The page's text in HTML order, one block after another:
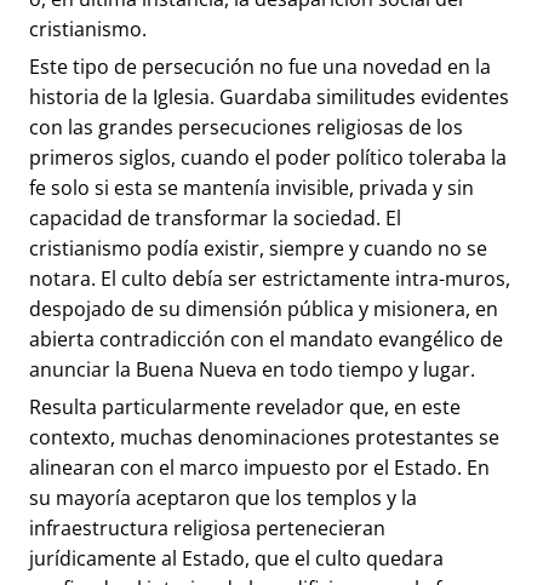
cristianismo.
Este tipo de persecución no fue una novedad en la
historia de la Iglesia. Guardaba similitudes evidentes
con las grandes persecuciones religiosas de los
primeros siglos, cuando el poder político toleraba la
fe solo si esta se mantenía invisible, privada y sin
capacidad de transformar la sociedad. El
cristianismo podía existir, siempre y cuando no se
notara. El culto debía ser estrictamente intra-muros,
despojado de su dimensión pública y misionera, en
abierta contradicción con el mandato evangélico de
anunciar la Buena Nueva en todo tiempo y lugar.
Resulta particularmente revelador que, en este
contexto, muchas denominaciones protestantes se
alinearan con el marco impuesto por el Estado. En
su mayoría aceptaron que los templos y la
infraestructura religiosa pertenecieran
jurídicamente al Estado, que el culto quedara